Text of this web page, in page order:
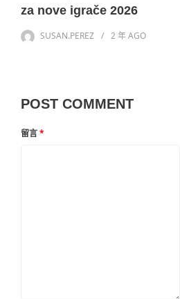
za nove igrače 2026
SUSAN.PEREZ 2 年AGO
POST COMMENT
留言*